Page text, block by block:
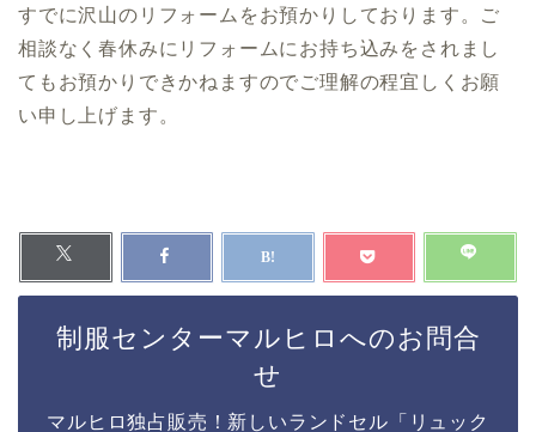
すでに沢山のリフォームをお預かりしております。ご
相談なく春休みにリフォームにお持ち込みをされまし
てもお預かりできかねますのでご理解の程宜しくお願
い申し上げます。
制服センターマルヒロへのお問合
せ
マルヒロ独占販売！新しいランドセル「リュック